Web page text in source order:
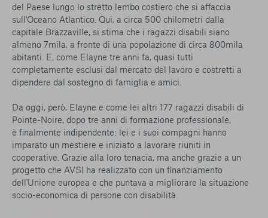
del Paese lungo lo stretto lembo costiero che si affaccia
sull'Oceano Atlantico. Qui, a circa 500 chilometri dalla
capitale Brazzaville, si stima che i ragazzi disabili siano
almeno 7mila, a fronte di una popolazione di circa 800mila
abitanti. E, come Elayne tre anni fa, quasi tutti
completamente esclusi dal mercato del lavoro e costretti a
dipendere dal sostegno di famiglia e amici.
Da oggi, però, Elayne e come lei altri 177 ragazzi disabili di
Pointe-Noire, dopo tre anni di formazione professionale,
è finalmente indipendente: lei e i suoi compagni hanno
imparato un mestiere e iniziato a lavorare riuniti in
cooperative. Grazie alla loro tenacia, ma anche grazie a un
progetto che AVSI ha realizzato con un finanziamento
dell'Unione europea e che puntava a migliorare la situazione
socio-economica di persone con disabilità.